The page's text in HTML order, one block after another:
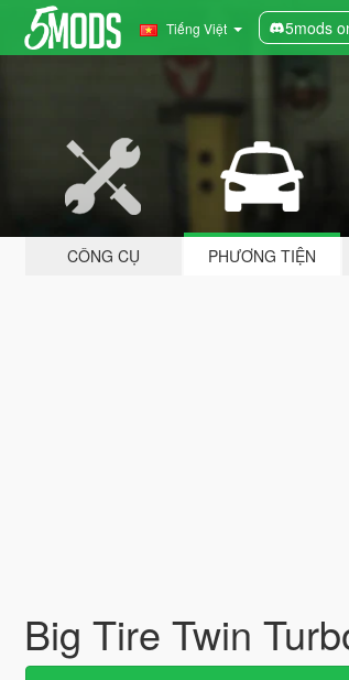
Tiếng Việt 5mods
CÔNG CỤ PHƯƠNG TIỆN
Big Tire Twin